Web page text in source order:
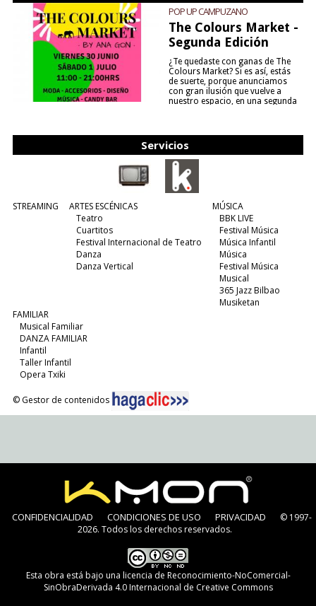
POP UP CAMPUZANO
The Colours Market -
Segunda Edición
¿Te quedaste con ganas de The
Colours Market? Si es así, estás
de suerte, porque anunciamos
con gran ilusión que vuelve a
nuestro espacio, en una segunda
Servicios
STREAMING
ARTES ESCÉNICAS
Teatro
Cuartitos
Festival Internacional de Teatro
Danza
Danza Vertical
MÚSICA
BBK LIVE
Festival Música
Música Infantil
Música
Festival Música
Musical
365 Jazz Bilbao
Musiketan
FAMILIAR
Musical Familiar
DANZA FAMILIAR
Infantil
Taller Infantil
Opera Txiki
© Gestor de contenidos
CONFIDENCIALIDAD CONDICIONES DE USO PRIVACIDAD
© 1997-
2026. Todos los derechos reservados.
Esta obra está bajo una licencia de Reconocimiento-NoComercial-
SinObraDerivada 4.0 Internacional de Creative Commons